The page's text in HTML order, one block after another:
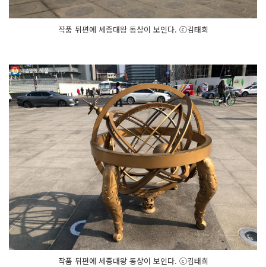
작품 뒤편에 세종대왕 동상이 보인다. ⓒ김태희
작품 뒤편에 세종대왕 동상이 보인다. ⓒ김태희